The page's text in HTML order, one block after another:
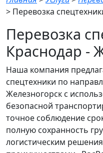
> Перевозка
Перевозка
Краснодар -
Наша компания
спецтехники по
Железногорск с
безопасной
точное соблюдение
полную сохранность
логистическим